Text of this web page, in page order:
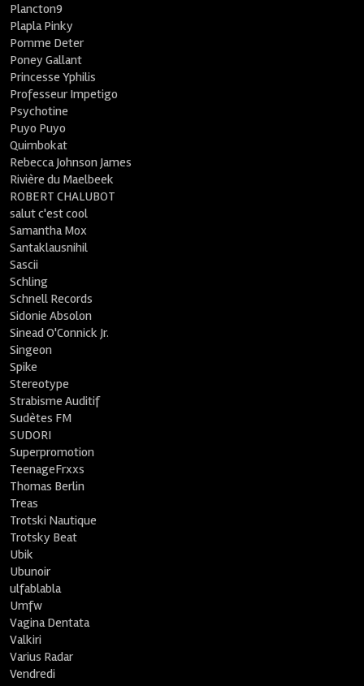
Plancton9
Plapla Pinky
Pomme Deter
Poney Gallant
Princesse Yphilis
Professeur Impetigo
Psychotine
Puyo Puyo
Quimbokat
Rebecca Johnson James
Rivière du Maelbeek
ROBERT CHALUBOT
salut c'est cool
Samantha Mox
Santaklausnihil
Sascii
Schling
Schnell Records
Sidonie Absolon
Sinead O'Connick Jr.
Singeon
Spike
Stereotype
Strabisme Auditif
Sudètes FM
SUDORI
Superpromotion
TeenageFrxxs
Thomas Berlin
Treas
Trotski Nautique
Trotsky Beat
Ubik
Ubunoir
ulfablabla
Umfw
Vagina Dentata
Valkiri
Varius Radar
Vendredi